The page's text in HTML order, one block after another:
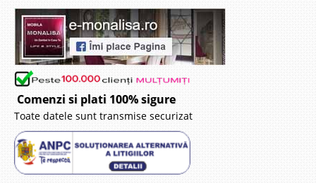
Comenzi si plati 100% sigure
Toate datele sunt transmise securizat